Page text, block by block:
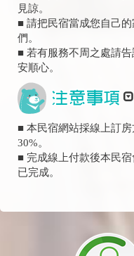
見諒。
■ 請把民宿當成您自己
們。
■ 若有服務不周之處請
安順心。
■ 本民宿網站採線上訂
30%。
■ 完成線上付款後本民
已完成。